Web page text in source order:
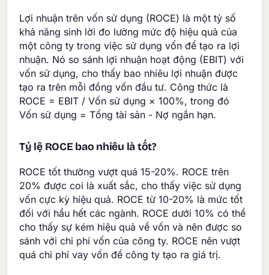
Lợi nhuận trên vốn sử dụng (ROCE) là một tỷ số
khả năng sinh lời đo lường mức độ hiệu quả của
một công ty trong việc sử dụng vốn để tạo ra lợi
nhuận. Nó so sánh lợi nhuận hoạt động (EBIT) với
vốn sử dụng, cho thấy bao nhiêu lợi nhuận được
tạo ra trên mỗi đồng vốn đầu tư. Công thức là
ROCE = EBIT / Vốn sử dụng × 100%, trong đó
Vốn sử dụng = Tổng tài sản - Nợ ngắn hạn.
Tỷ lệ ROCE bao nhiêu là tốt?
ROCE tốt thường vượt quá 15-20%. ROCE trên
20% được coi là xuất sắc, cho thấy việc sử dụng
vốn cực kỳ hiệu quả. ROCE từ 10-20% là mức tốt
đối với hầu hết các ngành. ROCE dưới 10% có thể
cho thấy sự kém hiệu quả về vốn và nên được so
sánh với chi phí vốn của công ty. ROCE nên vượt
quá chi phí vay vốn để công ty tạo ra giá trị.